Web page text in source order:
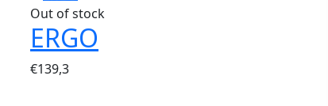
Out of stock
ERGO
€139,3